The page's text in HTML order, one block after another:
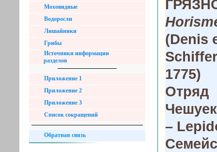
Моховидные
Водоросли
Лишайники
Грибы
Источники информации
разделов
Приложение 1
Приложение 2
Приложение 3
Список сокращений
Обратная связь
(Denis
1775)
Отряд
–